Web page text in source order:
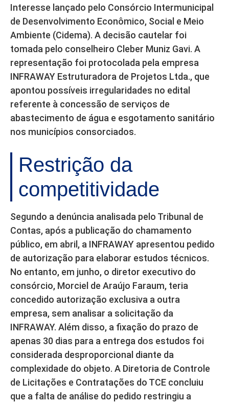
Interesse lançado pelo Consórcio Intermunicipal
de Desenvolvimento Econômico, Social e Meio
Ambiente (Cidema). A decisão cautelar foi
tomada pelo conselheiro Cleber Muniz Gavi. A
representação foi protocolada pela empresa
INFRAWAY Estruturadora de Projetos Ltda., que
apontou possíveis irregularidades no edital
referente à concessão de serviços de
abastecimento de água e esgotamento sanitário
nos municípios consorciados.
Restrição da
competitividade
Segundo a denúncia analisada pelo Tribunal de
Contas, após a publicação do chamamento
público, em abril, a INFRAWAY apresentou pedido
de autorização para elaborar estudos técnicos.
No entanto, em junho, o diretor executivo do
consórcio, Morciel de Araújo Faraum, teria
concedido autorização exclusiva a outra
empresa, sem analisar a solicitação da
INFRAWAY. Além disso, a fixação do prazo de
apenas 30 dias para a entrega dos estudos foi
considerada desproporcional diante da
complexidade do objeto. A Diretoria de Controle
de Licitações e Contratações do TCE concluiu
que a falta de análise do pedido restringiu a